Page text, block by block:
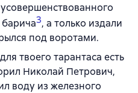
3, а только издали
под воротами.
твоего тарантаса есть
Николай Петрович,
воду из железного